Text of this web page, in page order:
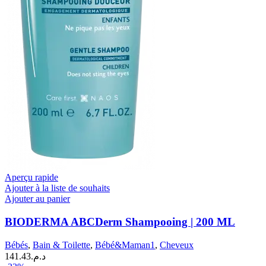
Aperçu rapide
Ajouter à la liste de souhaits
Ajouter au panier
BIODERMA ABCDerm Shampooing | 200 ML
Bébés, Bain & Toilette, Bébé&Maman1 , Cheveux
د.م.141.43